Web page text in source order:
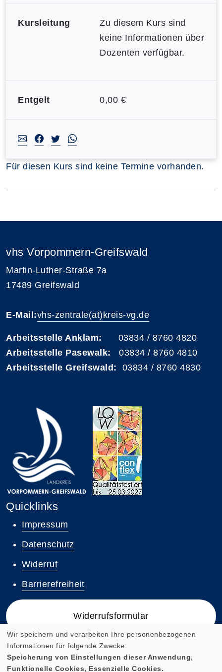
Kursleitung
Zu diesem Kurs sind
keine Informationen über
Dozenten verfügbar.
Entgelt 0,00 €
Für diesen Kurs sind keine Termine vorhanden.
vhs Vorpommern-Greifswald
Martin-Luther-Straße 7a
17489 Greifswald
E-Mail:vhs-zentrale(at)kreis-vg.de
Arbeitsstelle Anklam: 03834 / 8760 4820
Arbeitsstelle Pasewalk: 03834 / 8760 4810
Arbeitsstelle Greifswald: 03834 / 8760 4830
Quicklinks
Impressum
Datenschutz
Widerruf
Barrierefreiheit
Widerrufsformular
Wir speichern und verarbeiten Ihre personenbezogenen
Informationen für folgende Zwecke:
Speicherung von Einstellungen dieser Anwendung,
Funktionelle Cookies, Essenzielle Cookies.